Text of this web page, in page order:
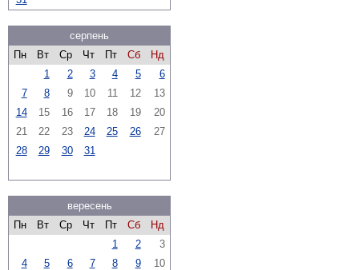
серпень
Пн
Вт Ср Чт Пт Сб
Нд
1
2 3 4 5
6
7
8 9 10 11 12
13
14
15 16 17 18 19
20
21
22 23 24 25 26
27
28
29 30 31
вересень
Пн
Вт Ср Чт Пт Сб
Нд
1
2
3
4
5 6 7 8 9
10